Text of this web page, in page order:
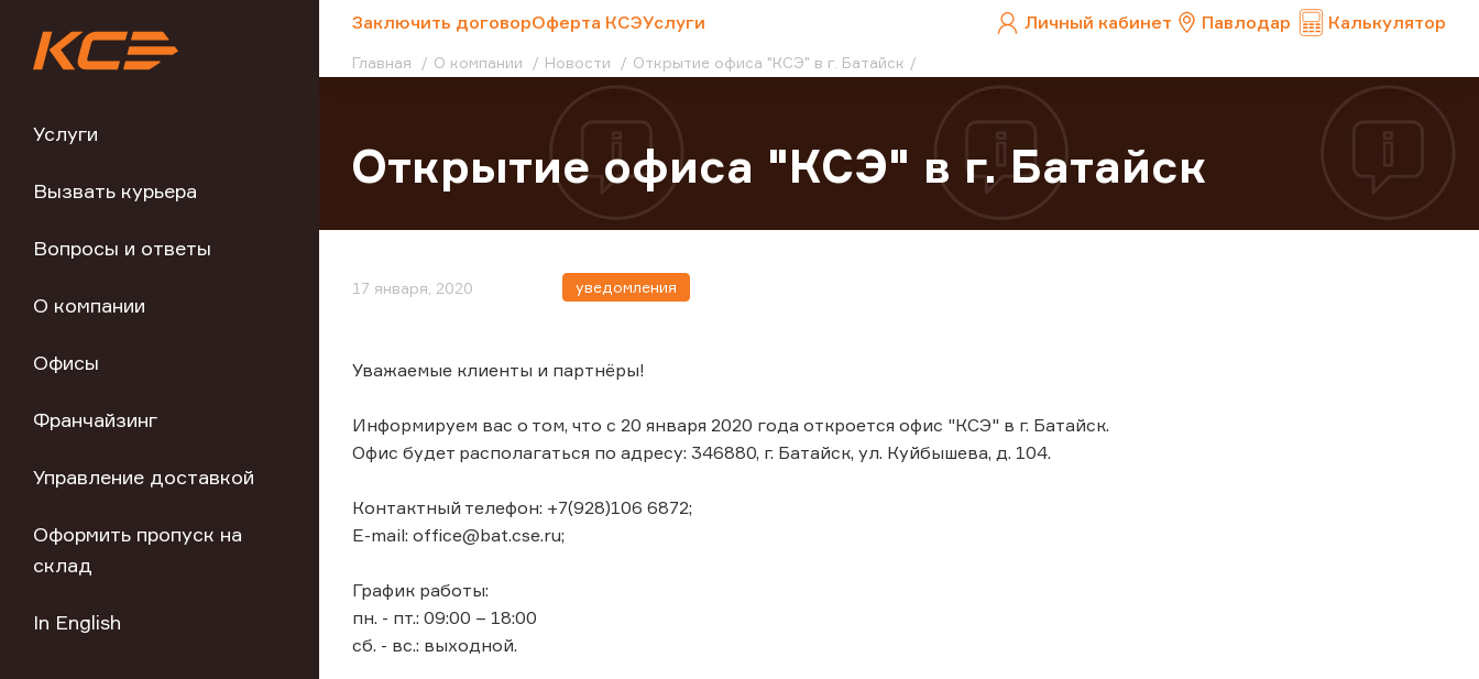
Услуги
Вызвать курьера
Вопросы и ответы
О компании
Офисы
Франчайзинг
Управление доставкой
Оформить пропуск на
склад
In English
Заключить договорОферта КСЭУслуги Личный кабинет Павлодар Калькулятор
Главная О компании Новости Открытие офиса "КСЭ" в г. Батайск
Открытие офиса "КСЭ" в г. Батайск
17 января, 2020 уведомления
Уважаемые клиенты и партнёры!
Информируем вас о том, что с 20 января 2020 года откроется офис "КСЭ" в г. Батайск.
Офис будет располагаться по адресу: 346880, г. Батайск, ул. Куйбышева, д. 104.
Контактный телефон: +7(928)106 6872;
E-mail: office@bat.cse.ru;
График работы:
пн. - пт.: 09:00 – 18:00
сб. - вс.: выходной.